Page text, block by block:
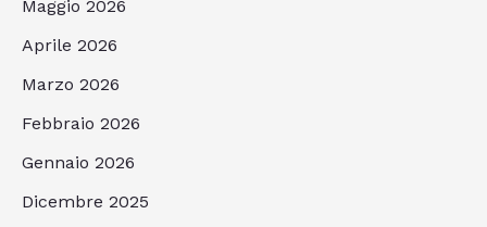
Maggio 2026
Aprile 2026
Marzo 2026
Febbraio 2026
Gennaio 2026
Dicembre 2025